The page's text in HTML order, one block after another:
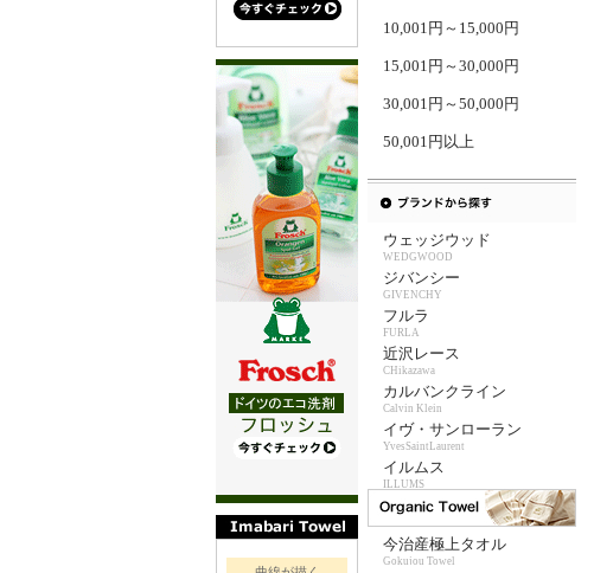
10,001円～15,000円
15,001円～30,000円
30,001円～50,000円
50,001円以上
ウェッジウッド
WEDGWOOD
ジバンシー
GIVENCHY
フルラ
FURLA
近沢レース
CHikazawa
カルバンクライン
Calvin Klein
イヴ・サンローラン
YvesSaintLaurent
イルムス
ILLUMS
今治産極上タオル
Gokujou Towel